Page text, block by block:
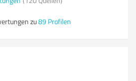
zu89 Profilen